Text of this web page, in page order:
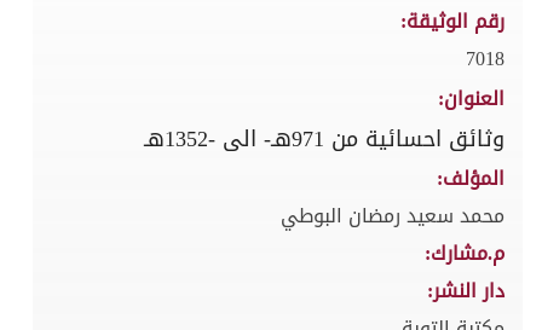
رقم الوثيقة:
7018
العنوان:
وثائق احسائية من 971هـ- الى -1352هـ
المؤلف:
محمد سعيد رمضان البوطي
م.مشارك:
دار النشر: